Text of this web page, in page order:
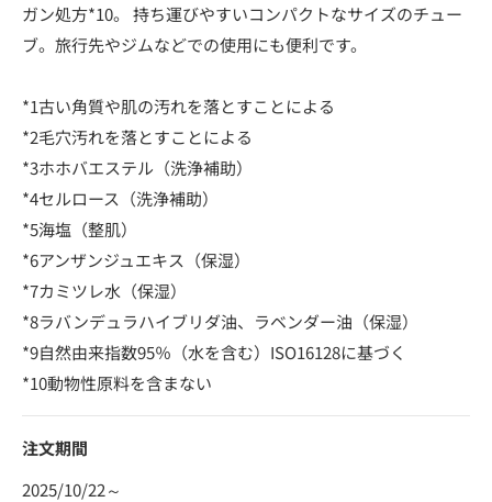
ガン処方*10。 持ち運びやすいコンパクトなサイズのチュー
ブ。旅行先やジムなどでの使用にも便利です。
*1古い角質や肌の汚れを落とすことによる
*2毛穴汚れを落とすことによる
*3ホホバエステル（洗浄補助）
*4セルロース（洗浄補助）
*5海塩（整肌）
*6アンザンジュエキス（保湿）
*7カミツレ水（保湿）
*8ラバンデュラハイブリダ油、ラベンダー油（保湿）
*9自然由来指数95％（水を含む）ISO16128に基づく
*10動物性原料を含まない
注文期間
2025/10/22～